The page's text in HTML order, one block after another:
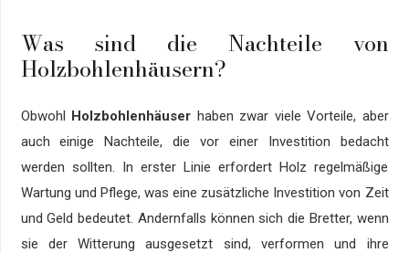
Was sind die Nachteile von
Holzbohlenhäusern?
Obwohl Holzbohlenhäuser haben zwar viele Vorteile, aber
auch einige Nachteile, die vor einer Investition bedacht
werden sollten. In erster Linie erfordert Holz regelmäßige
Wartung und Pflege, was eine zusätzliche Investition von Zeit
und Geld bedeutet. Andernfalls können sich die Bretter, wenn
sie der Witterung ausgesetzt sind, verformen und ihre